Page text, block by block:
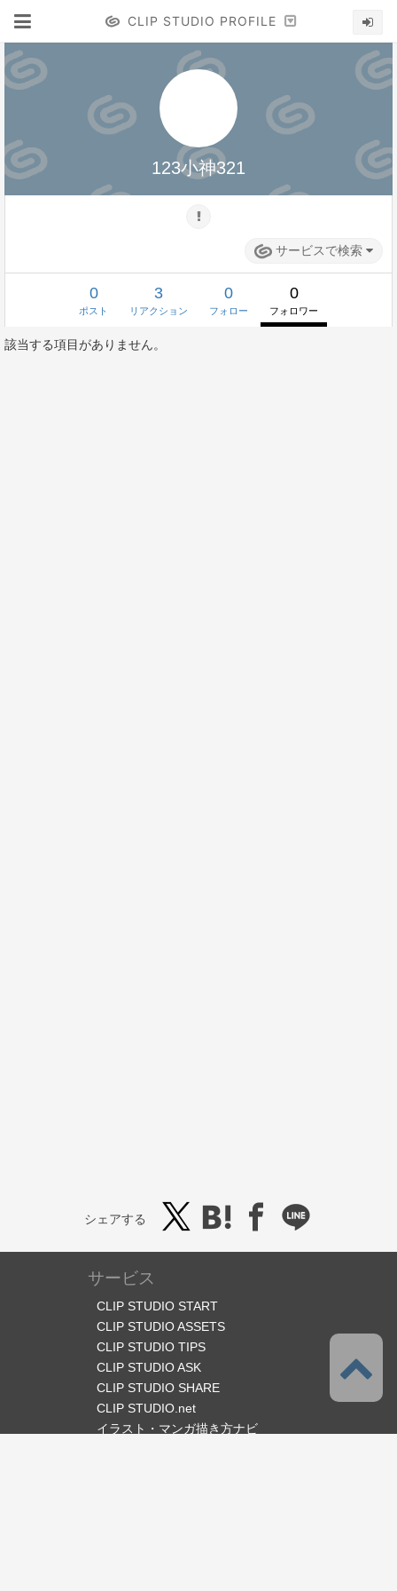
CLIP STUDIO PROFILE
123小神321
サービスで検索
0
ポスト
3
リアクション
0
フォロー
0
フォロワー
該当する項目がありません。
シェアする
サービス
CLIP STUDIO START
CLIP STUDIO ASSETS
CLIP STUDIO TIPS
CLIP STUDIO ASK
CLIP STUDIO SHARE
CLIP STUDIO.net
イラスト・マンガ描き方ナビ